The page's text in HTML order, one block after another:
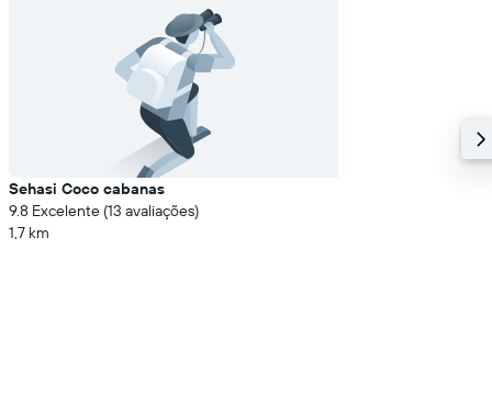
Sehasi Coco cabanas
9.8 Excelente (13 avaliações)
1,7 km